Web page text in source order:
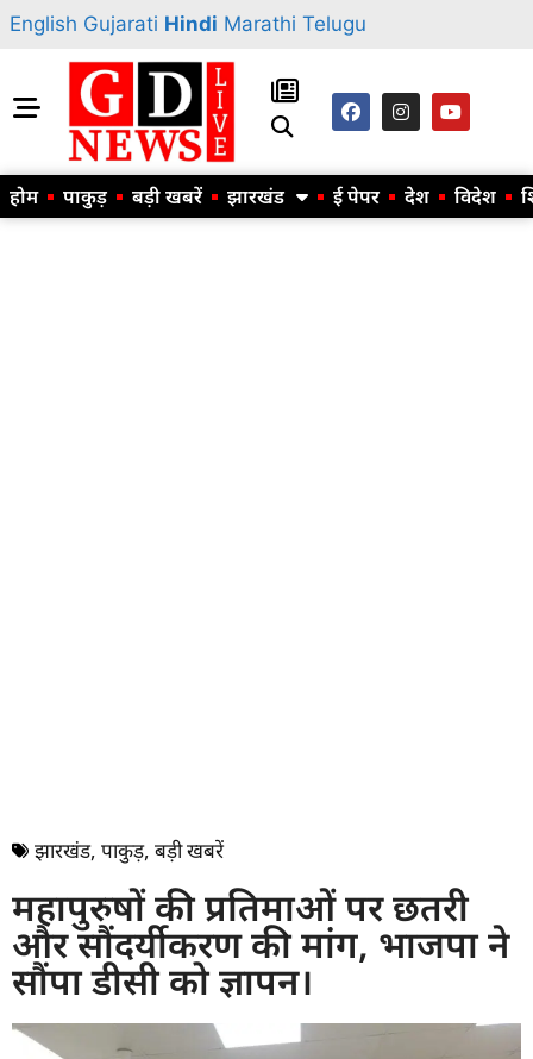
English Gujarati Hindi Marathi Telugu
होम पाकुड़ बड़ी खबरें झारखंड ई पेपर देश विदेश
झारखंड, पाकुड़, बड़ी खबरें
महापुरुषों की प्रतिमाओं पर छतरी
और सौंदर्यीकरण की मांग, भाजपा ने
सौंपा डीसी को ज्ञापन।